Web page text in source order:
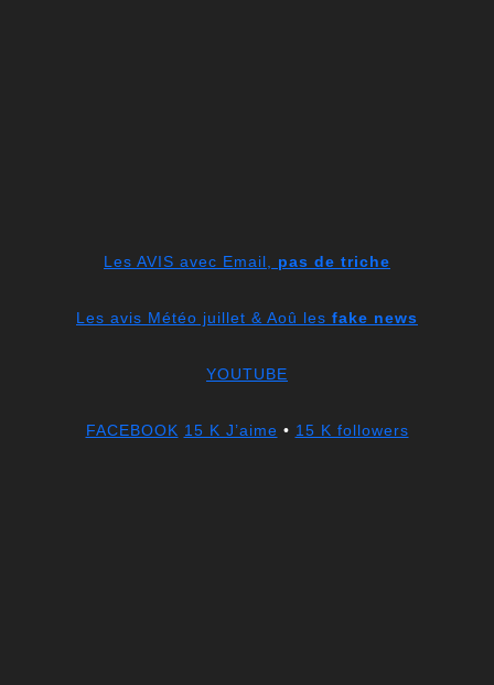
Les AVIS avec Email, pas de triche
Les avis Météo juillet & Aoû les fake news
YOUTUBE
FACEBOOK 15 K J’aime • 15 K followers